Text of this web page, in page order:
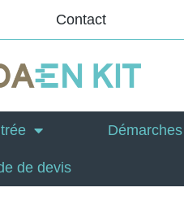
Contact
de devis